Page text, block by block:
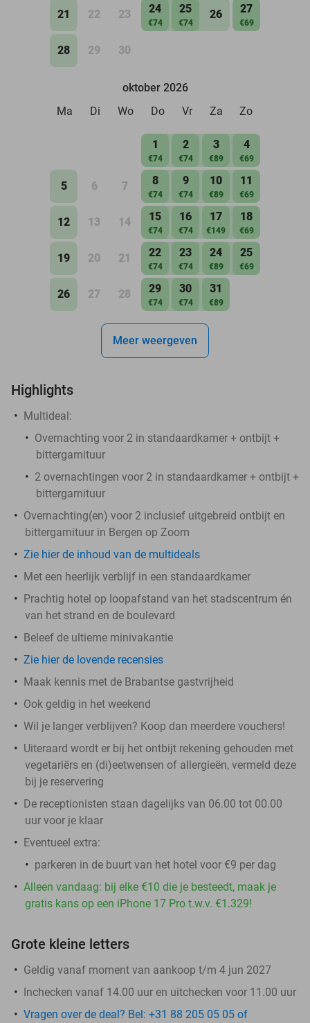
21 22 23 24
€74
25
€74
26 27
€69
28 29 30
oktober 2026
Ma
Di Wo Do Vr Za Zo
1
€74
2
€74
3
€89
4
€69
5 6 7 8
€74
9
€74
10
€89
11
€69
12 13 14 15
€74
16
€74
17
€149
18
€69
19 20 21 22
€74
23
€74
24
€89
25
€69
26 27 28 29
€74
30
€74
31
€89
Meer weergeven
Highlights
Multideal:
Overnachting voor 2 in standaardkamer + ontbijt +
bittergarnituur
2 overnachtingen voor 2 in standaardkamer + ontbijt +
bittergarnituur
Overnachting(en) voor 2 inclusief uitgebreid ontbijt en
bittergarnituur in Bergen op Zoom
Zie hier de inhoud van de multideals
Met een heerlijk verblijf in een standaardkamer
Prachtig hotel op loopafstand van het stadscentrum én
van het strand en de boulevard
Beleef de ultieme minivakantie
Zie hier de lovende recensies
Maak kennis met de Brabantse gastvrijheid
Ook geldig in het weekend
Wil je langer verblijven? Koop dan meerdere vouchers!
Uiteraard wordt er bij het ontbijt rekening gehouden met
vegetariërs en (di)eetwensen of allergieën, vermeld deze
bij je reservering
De receptionisten staan dagelijks van 06.00 tot 00.00
uur voor je klaar
Eventueel extra:
parkeren in de buurt van het hotel voor €9 per dag
Alleen vandaag: bij elke €10 die je besteedt, maak je
gratis kans op een iPhone 17 Pro t.w.v. €1.329!
Grote kleine letters
Geldig vanaf moment van aankoop t/m 4 jun 2027
Inchecken vanaf 14.00 uur en uitchecken voor 11.00 uur
Vragen over de deal? Bel: +31 88 205 05 05 of